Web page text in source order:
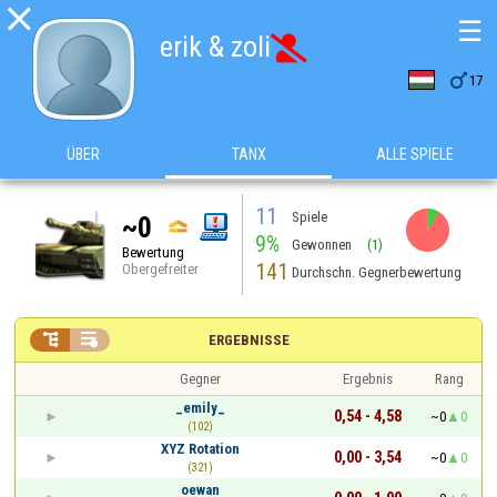

erik & zoli
17
☰
ÜBER TANX ALLE SPIELE
~0
Bewertung
Obergefreiter
11 Spiele
9% Gewonnen (1)
141 Durchschn. Gegnerbewertung
ERGEBNISSE
 
Gegner Ergebnis
Rang
_emily_
(102)
0,54 - 4,58 ~0
0
XYZ Rotation
(321)
0,00 - 3,54 ~0
0
oewan